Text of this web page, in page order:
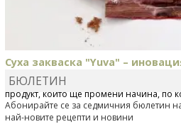
Суха закваска "Yuva" –
Отскоро Лесафр България стартира
продукт, който ще промени начина, по
БЮЛЕТИН
Абонирайте се за седмичния бюлетин
най-новите рецепти и новини